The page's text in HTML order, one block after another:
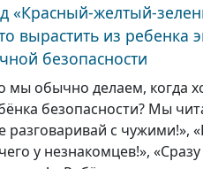
«Красный-желтый-
вырастить из ребенка
безопасности
мы обычно делаем, когда
безопасности? Мы
разговаривай с чужими!»,
у незнакомцев!»,